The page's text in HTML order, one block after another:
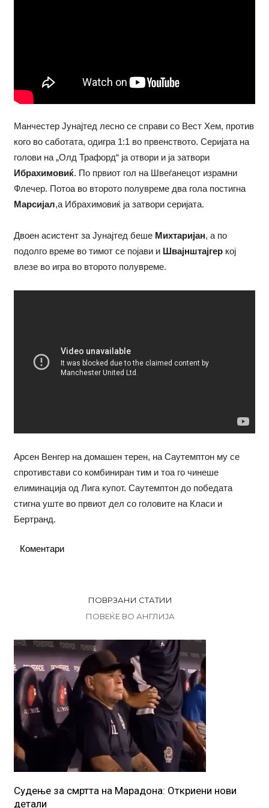
Манчестер Јунајтед лесно се справи со Вест Хем, против
кого во саботата, одигра 1:1 во првенството. Серијата на
голови на „Олд Трафорд“ ја отвори и ја затвори
Ибрахимовиќ. По првиот гол на Швеѓанецот израмни
Флечер. Потоа во второто полувреме два гола постигна
Марсијал,а Ибрахимовиќ ја затвори серијата.
Двоен асистент за Јунајтед бешеМихтаријан, а по
подолго време во тимот се појави и Швајнштајгеркој
влезе во игра во второто полувреме.
Арсен Венгер на домашен терен, на Саутемптон му се
спротивстави со комбиниран тим и тоа го чинеше
елиминација од Лига купот. Саутемптон до победата
стигна уште во првиот дел со головите на Класи и
Бертранд.
Коментари
ПОВРЗАНИ СТАТИИ
ПОВЕЌЕ ВО АНГЛИЈА
Судење за смртта на Марадона: Откриени нови
детали